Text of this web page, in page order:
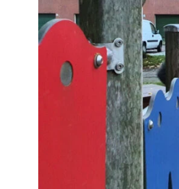
ontmoetingsplekken >
Samenwerken en
Lobbyen, invloed
maatschappelijke
Advies of hulp nodig?